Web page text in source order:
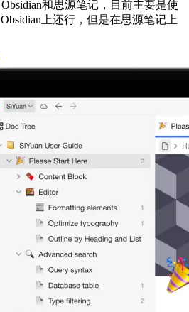
和思源笔记，目前主要是使
上还行，但是在思源笔记上